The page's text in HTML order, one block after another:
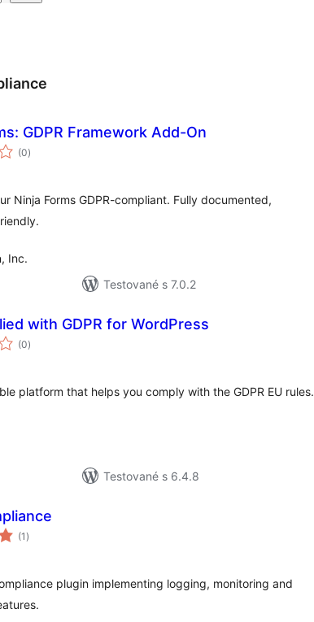
GDPR Framework Add-On
(0celkové
hodnotenie
)
Ninja Forms GDPR-compliant. Fully documented,
Inc.
Testované s 7.0.2
with GDPR for WordPress
(0celkové
hodnotenie
)
platform that helps you comply with the GDPR EU rules.
Testované s 6.4.8
(1 celkové
hodnotenie
)
plugin implementing logging, monitoring and